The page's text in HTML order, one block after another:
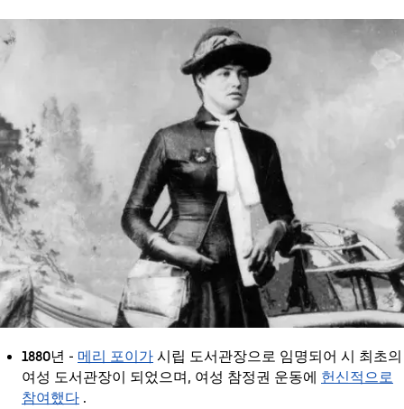
1880년 - 메리 포이가 시립 도서관장으로 임명되어 시 최초의
여성 도서관장이 되었으며, 여성 참정권 운동에 헌신적으로
참여했다 .